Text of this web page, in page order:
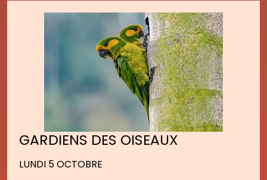
GARDIENS DES OISEAUX
LUNDI 5 OCTOBRE